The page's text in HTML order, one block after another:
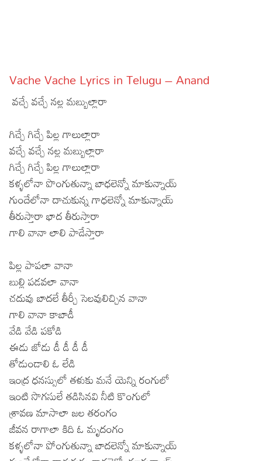
Movie Reviews
Food
Articles
Facts
Devotional
Christianity
Hinduism
Hindi
Lyrics in Hindi – Devotional Songs
Lyrics in Hindi – Movie Songs
Tamil
Lyrics in Tamil – Devotional Songs
Lyrics in Tamil – Movie Songs
Kannada
Lyrics in Kannada – Movie Songs
Vache Vache Lyrics in Telugu – Anand
వచ్చే వచ్చే నల్ల మబ్బుల్లారా
గిచ్చే గిచ్చే పిల్ల గాలుల్లారా
వచ్చే వచ్చే నల్ల మబ్బుల్లారా
గిచ్చే గిచ్చే పిల్ల గాలుల్లారా
కళ్ళలోనా పొంగుతున్నా బాధలెన్నో మాకున్నాయ్
గుందేలోనా దాచుకున్న గాధలెన్నో మాకున్నాయ్
తీరుస్తారా భాద తీరుస్తారా
గాలి వానా లాలి పాడేస్తారా
పిల్ల పాపలా వానా
బుల్లి పడవలా వానా
చదువు బాదలే తీర్చీ సెలవులిచ్చిన వానా
గాలి వానా కాబాడీ
వేడి వేడి పకోడి
ఈడు జోడు డీ డీ డీ డీ
తోడుండాలి ఓ లేడి
ఇంద్ర ధనస్సులో తళుకు మనే యెన్ని రంగులో
ఇంటి సొగసులే తడిసినవి నీటి కొంగులో
శ్రావణ మాసాలా జల తరంగం
జీవన రాగాలా కిది ఓ మృదంగం
కళ్ళలోనా పోంగుతున్నా బాదలెన్నో మాకున్నాయ్